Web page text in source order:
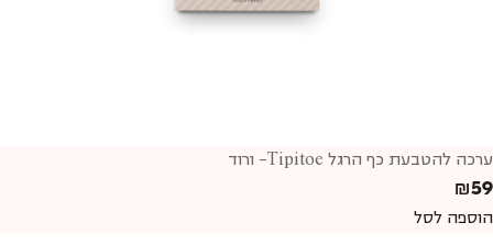
ערכה להטבעת כף הרגל Tipitoe- ורוד
₪59
הוספה לסל